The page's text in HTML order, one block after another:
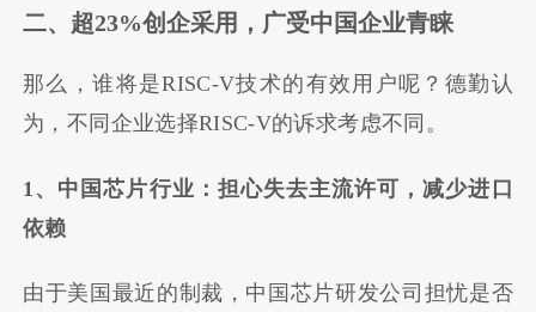
二、超23%创企采用，广受中国企业青睐
那么，谁将是RISC-V技术的有效用户呢？德勤认
为，不同企业选择RISC-V的诉求考虑不同。
1、中国芯片行业：担心失去主流许可，减少进口
依赖
由于美国最近的制裁，中国芯片研发公司担忧是否